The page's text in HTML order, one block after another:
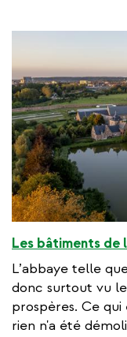
Les bâtiments de
L’abbaye telle
donc surtout vu le
prospères. Ce
rien n'a été